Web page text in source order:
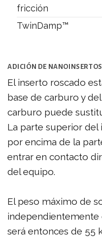
fricción
TwinDamp™
ADICIÓN DE
El inserto roscado
base de carburo y
carburo puede
La parte superior del
por encima de la
entrar en contacto
del equipo.
El peso máximo de
independientemente
será entonces de 55